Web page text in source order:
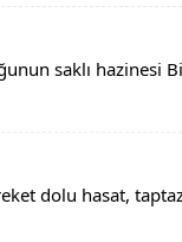
saklı hazinesi
dolu hasat,